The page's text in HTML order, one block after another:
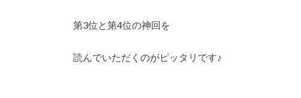
第3位と第4位の神回を
読んでいただくのがピッタリです♪